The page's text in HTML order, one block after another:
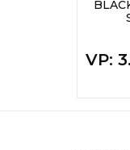
VP: